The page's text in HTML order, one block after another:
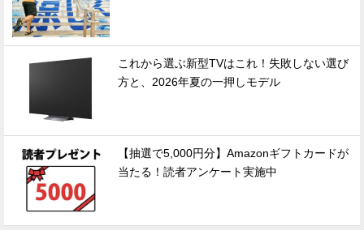
これから選ぶ新型TVはこれ！失敗しない選び
方と、2026年夏の一押しモデル
【抽選で5,000円分】Amazonギフトカードが
当たる！読者アンケート実施中